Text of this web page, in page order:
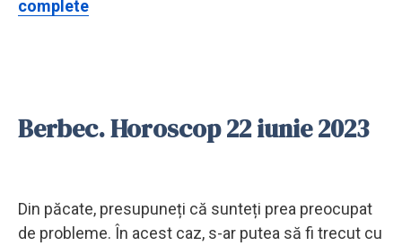
complete
Berbec. Horoscop 22 iunie 2023
Din păcate, presupuneți că sunteți prea preocupat
de probleme. În acest caz, s-ar putea să fi trecut cu